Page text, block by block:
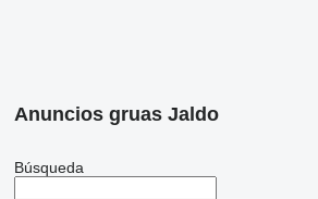
Anuncios gruas Jaldo
Búsqueda